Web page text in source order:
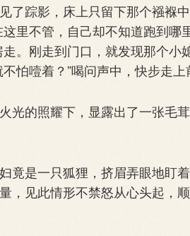
踪影，床上只留下那个襁褓
里不管，自己却不知道跑到哪
。刚走到门口，就发现那个小
怕噎着？”喝问声中，快步走上
的照耀下，显露出了一张毛茸
是一只狐狸，挤眉弄眼地盯
，见此情形不禁怒从心头起，